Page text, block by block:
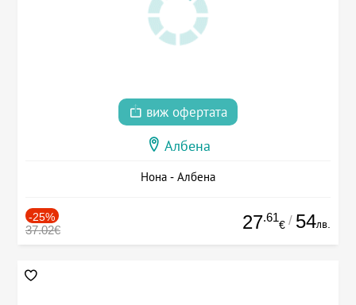
виж офертата
Албена
Нона - Албена
-25%
37.02€ 27.61
€ / 54лв.